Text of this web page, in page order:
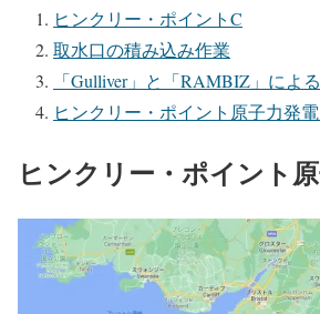
ヒンクリー・ポイントC
取水口の積み込み作業
「Gulliver」と「RAMBIZ」によ
ヒンクリー・ポイント原子力発
ヒンクリー・ポイント